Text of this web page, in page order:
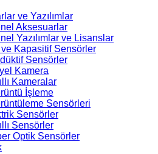
ve Yazılımlar
Aksesuarlar
Yazılımlar ve Lisanslar
Kapasitif Sensörler
Sensörler
Kamera
Kameralar
İşleme
Sensörleri
Sensörler
Sensörler
Optik Sensörler